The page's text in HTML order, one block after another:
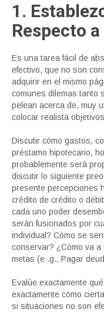
1.
Respecto
Es una tarea fácil de
efectivo, que no son
adquirir en el mismo
comunes dilemas tanto
pelean acerca de, muy
colocar realista
Discutir cómo gastos,
préstamo hipotecario,
probablemente será
discutir lo siguiente
presente percepciones
crédito de crédito o
cada uno poder
serán fusionados por
individual? Cómo se
conservar? ¿Cómo va
metas (e .g., Pagar
Evalúe exactamente
exactamente cómo
si situaciones no son